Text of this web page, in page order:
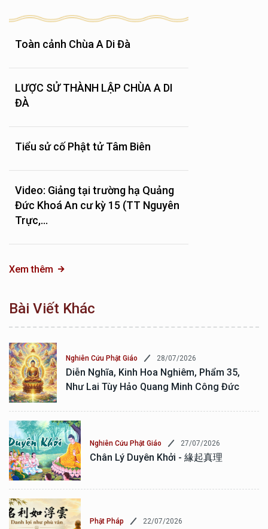
Toàn cảnh Chùa A Di Đà
LƯỢC SỬ THÀNH LẬP CHÙA A DI
ĐÀ
Tiểu sử cố Phật tử Tâm Biên
Video: Giảng tại trường hạ Quảng
Đức Khoá An cư kỳ 15 (TT Nguyên
Trực,...
Xem thêm
Bài Viết Khác
Nghiên Cứu Phật Giáo 28/07/2026
Diễn Nghĩa, Kinh Hoa Nghiêm, Phẩm 35,
Như Lai Tùy Hảo Quang Minh Công Đức
Nghiên Cứu Phật Giáo 27/07/2026
Chân Lý Duyên Khởi - 緣起真理
Phật Pháp 22/07/2026